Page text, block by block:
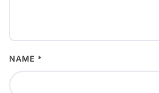
NAME *